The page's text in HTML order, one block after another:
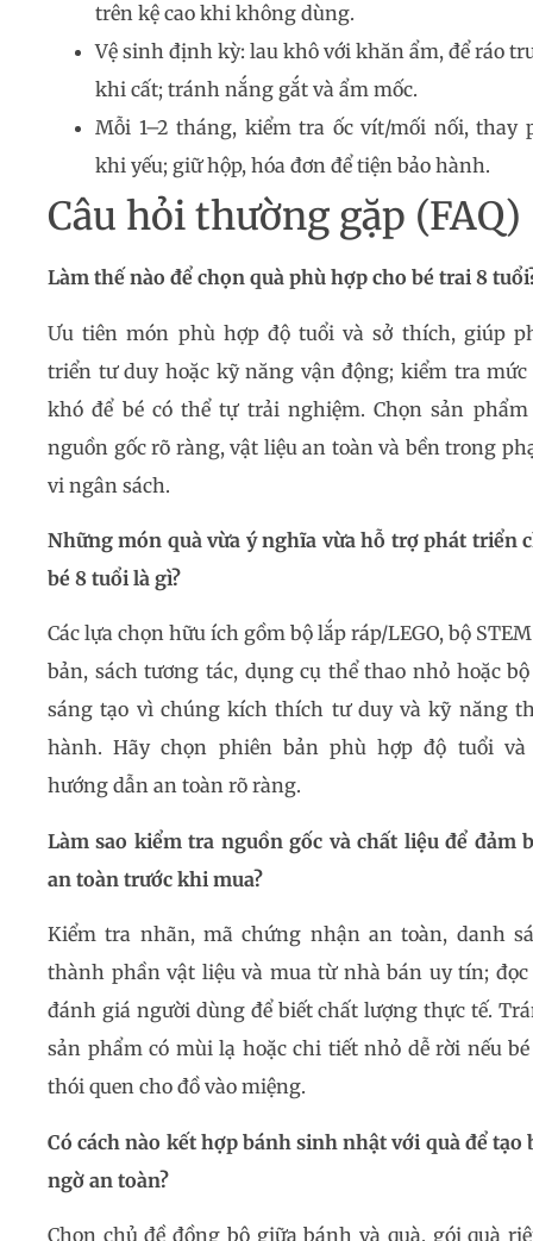
trên kệ cao khi không dùng.
Vệ sinh định kỳ: lau khô với khăn ẩm, để ráo
khi cất; tránh nắng gắt và ẩm mốc.
Mỗi 1–2 tháng, kiểm tra ốc vít/mối nối, thay
khi yếu; giữ hộp, hóa đơn để tiện bảo hành.
Câu hỏi thường gặp (FAQ)
Làm thế nào để chọn quà phù hợp cho bé trai 8
Ưu tiên món phù hợp độ tuổi và sở thích, giúp
triển tư duy hoặc kỹ năng vận động; kiểm tra mức
khó để bé có thể tự trải nghiệm. Chọn sản phẩm
nguồn gốc rõ ràng, vật liệu an toàn và bền trong
vi ngân sách.
Những món quà vừa ý nghĩa vừa hỗ trợ phát triển
bé 8 tuổi là gì?
Các lựa chọn hữu ích gồm bộ lắp ráp/LEGO, bộ
bản, sách tương tác, dụng cụ thể thao nhỏ hoặc bộ
sáng tạo vì chúng kích thích tư duy và kỹ năng
hành. Hãy chọn phiên bản phù hợp độ tuổi và
hướng dẫn an toàn rõ ràng.
Làm sao kiểm tra nguồn gốc và chất liệu để đảm
an toàn trước khi mua?
Kiểm tra nhãn, mã chứng nhận an toàn, danh
thành phần vật liệu và mua từ nhà bán uy tín; đọc
đánh giá người dùng để biết chất lượng thực tế.
sản phẩm có mùi lạ hoặc chi tiết nhỏ dễ rời nếu bé
thói quen cho đồ vào miệng.
Có cách nào kết hợp bánh sinh nhật với quà để tạo
ngờ an toàn?
Chọn chủ đề đồng bộ giữa bánh và quà, gói quà